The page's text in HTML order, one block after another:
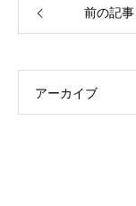
前の記事
アーカイブ